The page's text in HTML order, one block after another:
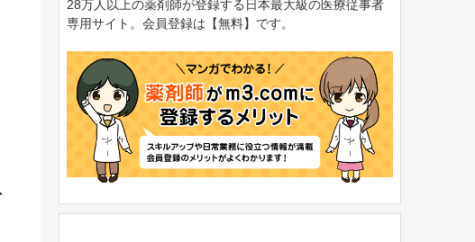
28万人以上の薬剤師が登録する日本最大級の医療従事者
専用サイト。会員登録は【無料】です。